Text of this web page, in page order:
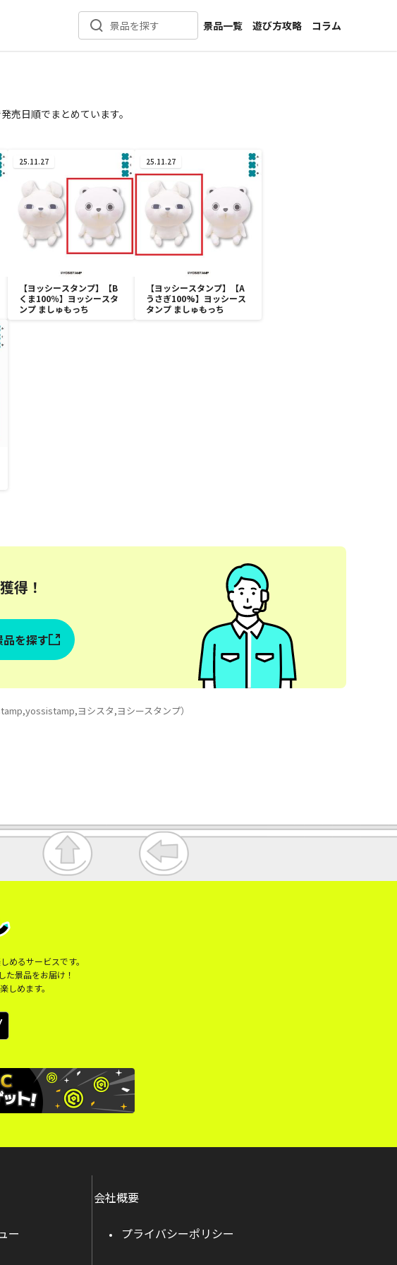
景品を探す
景品一覧
新着景品
遊び方攻略
コラム
インタビュー
日順でまとめています。
25.11.27
【ヨッシースタンプ】【B
くま100％】ヨッシースタ
ンプ ましゅもっち
25.11.27
【ヨッシースタンプ】【A
うさぎ100%】ヨッシース
タンプ ましゅもっち
得！
を探す
ヨシスタ,ヨシースタンプ）
めるサービスです。
景品をお届け！
しめます。
ー
会社概要
プライバシーポリシー